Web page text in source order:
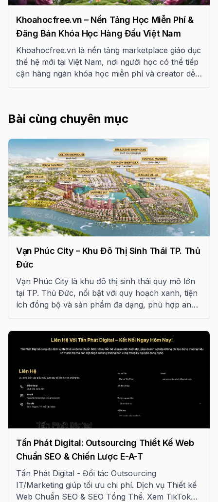
Khoahocfree.vn – Nền Tảng Học Miễn Phí &
Đăng Bán Khóa Học Hàng Đầu Việt Nam
Khoahocfree.vn là nền tảng marketplace giáo dục
thế hệ mới tại Việt Nam, nơi người học có thể tiếp
cận hàng ngàn khóa học miễn phí và creator dễ
Bài cùng chuyên mục
Vạn Phúc City – Khu Đô Thị Sinh Thái TP. Thủ
Đức
Vạn Phúc City là khu đô thị sinh thái quy mô lớn
tại TP. Thủ Đức, nổi bật với quy hoạch xanh, tiện
ích đồng bộ và sản phẩm đa dạng, phù hợp an
Tấn Phát Digital: Outsourcing Thiết Kế Web
Chuẩn SEO & Chiến Lược E-A-T
Tấn Phát Digital - Đối tác Outsourcing
IT/Marketing giúp tối ưu chi phí. Dịch vụ Thiết kế
Web Chuẩn SEO & SEO Tổng Thể. Xem TikTok